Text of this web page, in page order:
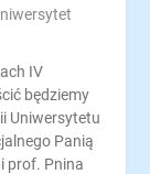
IV
będziemy
Uniwersytetu
Panią
prof. Pnina